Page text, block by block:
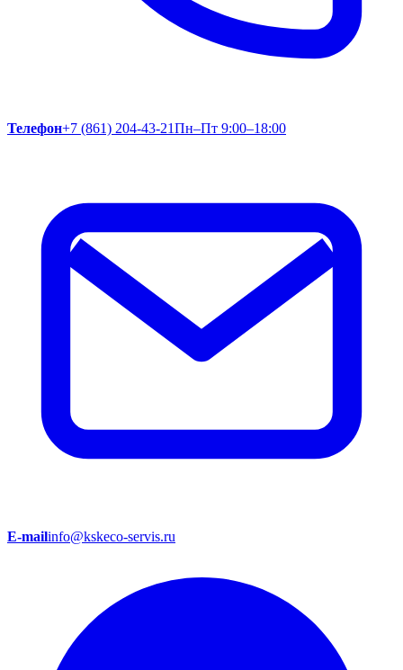
Телефон+7 (861) 204-43-21Пн–Пт 9:00–18:00
E-mailinfo@kskeco-servis.ru